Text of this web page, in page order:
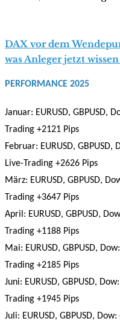
DAX vor dem
was Anleger jetzt
PERFORMANCE 2025
Januar: EURUSD, GBPUSD,
Trading +2121 Pips
Februar: EURUSD, GBPUSD,
Live-Trading +2626 Pips
März: EURUSD, GBPUSD,
Trading +3647 Pips
April: EURUSD, GBPUSD,
Trading +1188 Pips
Mai: EURUSD, GBPUSD,
Trading +2185 Pips
Juni: EURUSD, GBPUSD,
Trading +1945 Pips
Juli: EURUSD, GBPUSD,